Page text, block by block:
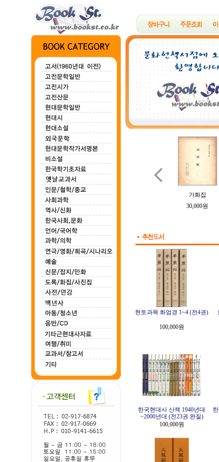
한하운시초
200,000원
정지용시집
700,000원
가화집
30,000원

현토과목 화엄경 1~4 (전4권)
100,000원
한국현대사 산책 1940년대
~2000년대 (전23권 완질)
100,000원